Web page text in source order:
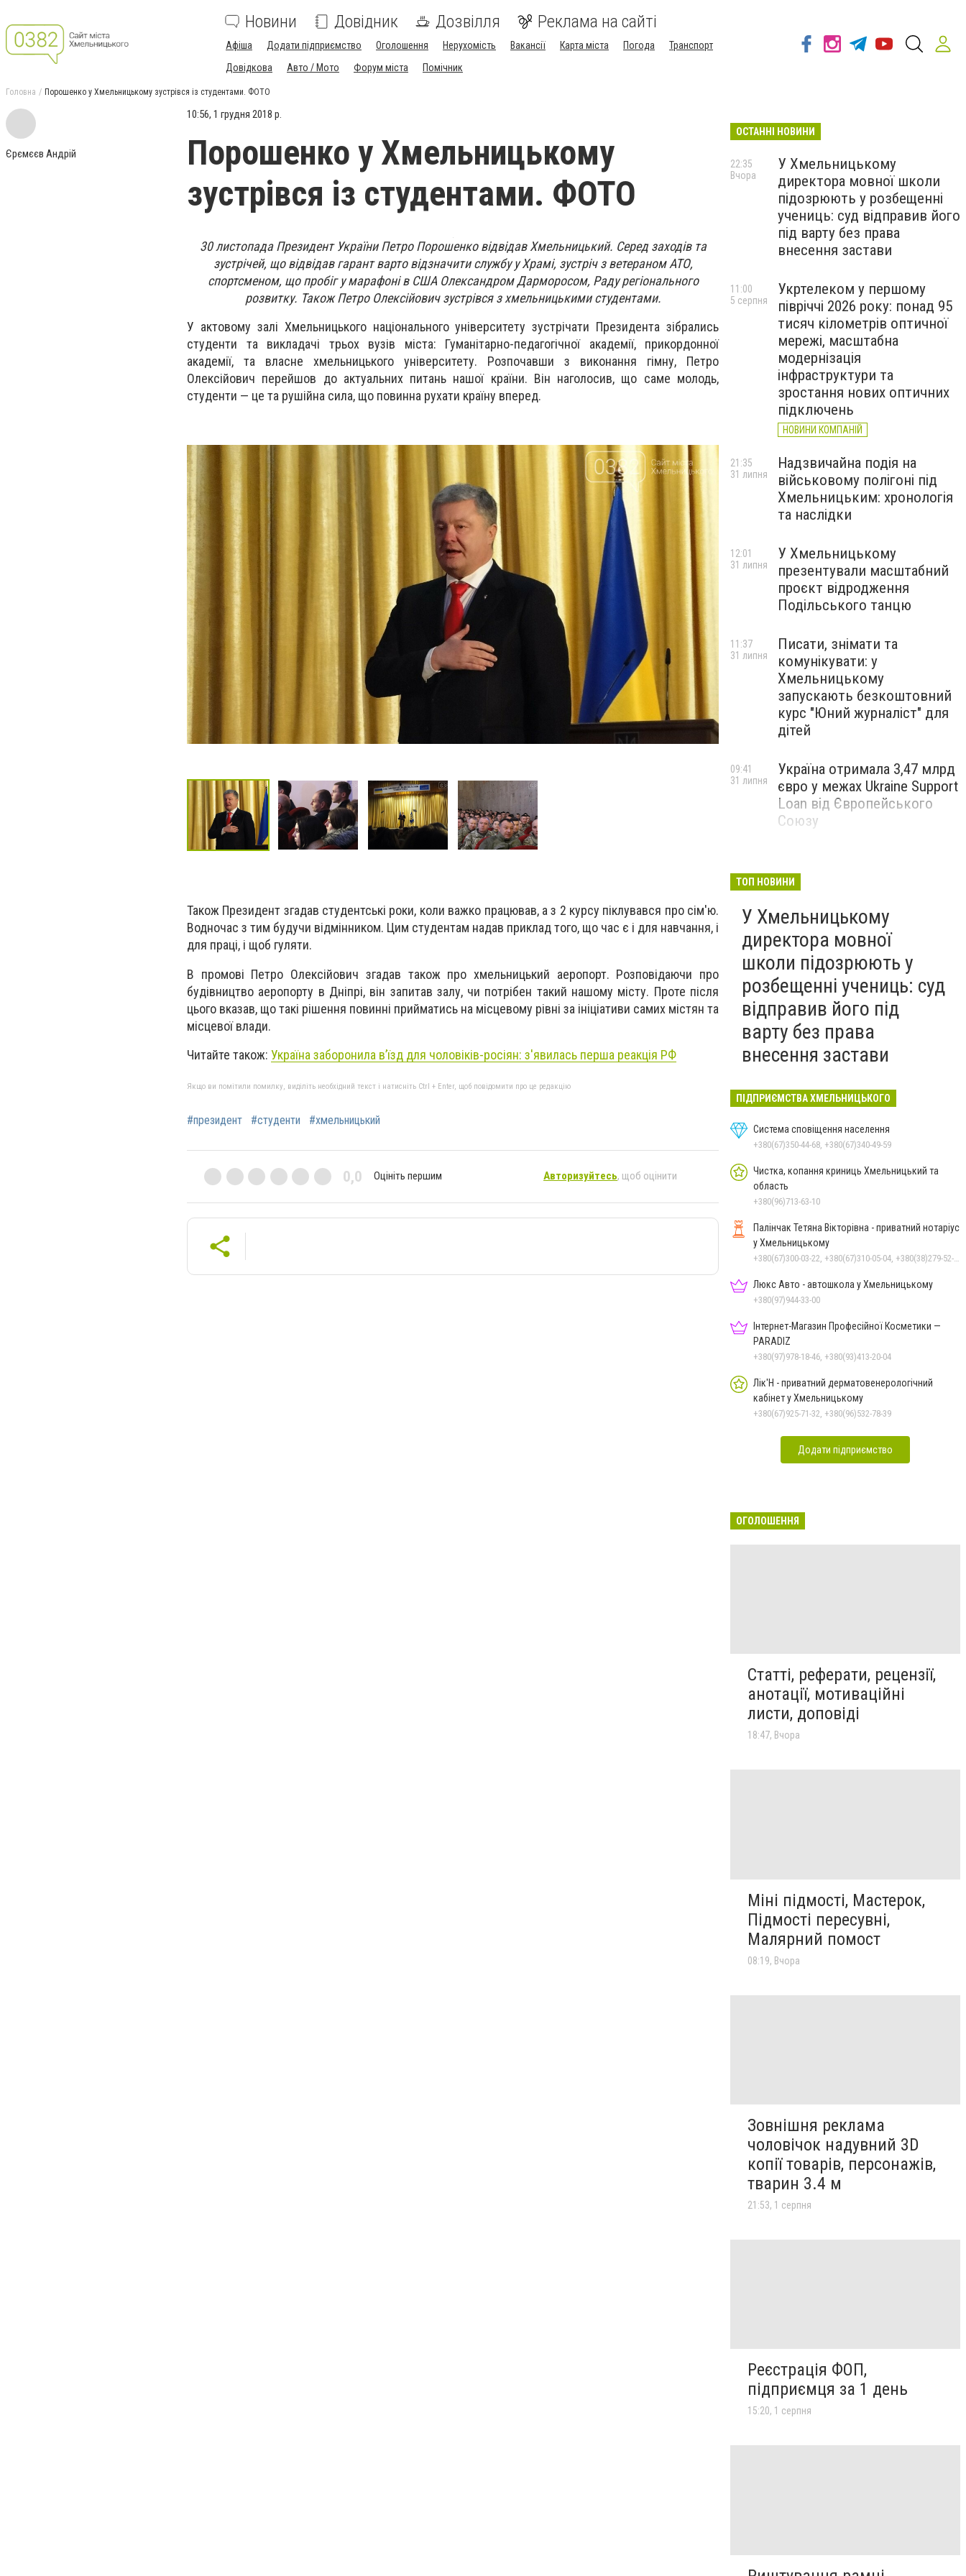
Новини Довідник Дозвілля Реклама на сайті
Афіша Додати підприємство Оголошення Нерухомість Вакансії Карта міста Погода
Транспорт
Довідкова
Авто / Мото Форум міста Помічник
Головна Порошенко у Хмельницькому зустрівся із студентами. ФОТО
Єрємєєв Андрій
10:56, 1 грудня 2018 р.
Порошенко у Хмельницькому
зустрівся із студентами. ФОТО
30 листопада Президент України Петро Порошенко відвідав Хмельницький. Серед заходів та
зустрічей, що відвідав гарант варто відзначити службу у Храмі, зустріч з ветераном АТО,
спортсменом, що пробіг у марафоні в США Олександром Дарморосом, Раду регіонального
розвитку. Також Петро Олексійович зустрівся з хмельницькими студентами.
У актовому залі Хмельницького національного університету зустрічати Президента зібрались
студенти та викладачі трьох вузів міста: Гуманітарно-педагогічної академії, прикордонної
академії, та власне хмельницького університету. Розпочавши з виконання гімну, Петро
Олексійович перейшов до актуальних питань нашої країни. Він наголосив, що саме молодь,
студенти — це та рушійна сила, що повинна рухати країну вперед.
Також Президент згадав студентські роки, коли важко працював, а з 2 курсу піклувався про сім'ю.
Водночас з тим будучи відмінником. Цим студентам надав приклад того, що час є і для навчання, і
для праці, і щоб гуляти.
В промові Петро Олексійович згадав також про хмельницький аеропорт. Розповідаючи про
будівництво аеропорту в Дніпрі, він запитав залу, чи потрібен такий нашому місту. Проте після
цього вказав, що такі рішення повинні прийматись на місцевому рівні за ініціативи самих містян та
місцевої влади.
Читайте також: Україна заборонила в’їзд для чоловіків-росіян: з'явилась перша реакція РФ
Якщо ви помітили помилку, виділіть необхідний текст і натисніть Ctrl + Enter, щоб повідомити про це редакцію
#президент #студенти #хмельницький
0,0 Оцініть першим Авторизуйтесь, щоб оцінити
ОСТАННІ НОВИНИ
У Хмельницькому
директора мовної школи
підозрюють у розбещенні
учениць: суд відправив його
під варту без права
внесення застави
22:35
Вчора
Укртелеком у першому
півріччі 2026 року: понад 95
тисяч кілометрів оптичної
мережі, масштабна
модернізація
інфраструктури та
зростання нових оптичних
підключень
НОВИНИ КОМПАНІЙ
11:00
5 серпня
Надзвичайна подія на
військовому полігоні під
Хмельницьким: хронологія
та наслідки
21:35
31 липня
У Хмельницькому
презентували масштабний
проєкт відродження
Подільського танцю
12:01
31 липня
Писати, знімати та
комунікувати: у
Хмельницькому
запускають безкоштовний
курс "Юний журналіст" для
дітей
11:37
31 липня
Україна отримала 3,47 млрд
євро у межах Ukraine Support
Loan від Європейського
Союзу
09:41
31 липня
Новий начальник оборони
України - ветеран, якому
довіряють війська
29 липня
Точніша діагностика та
безкоштовні обстеження: у
Хмельницькому
протипухлинному центрі
запрацював новий
томограф
11:12
28 липня
ТОП НОВИНИ
У Хмельницькому
директора мовної
школи підозрюють у
розбещенні учениць: суд
відправив його під
варту без права
внесення застави
ПІДПРИЄМСТВА ХМЕЛЬНИЦЬКОГО
Система сповіщення населення
+380(67)350-44-68, +380(67)340-49-59
Чистка, копання криниць Хмельницький та
область
+380(96)713-63-10
Палінчак Тетяна Вікторівна - приватний нотаріус
у Хмельницькому
+380(67)300-03-22, +380(67)310-05-04, +380(38)279-52-33
Люкс Авто - автошкола у Хмельницькому
+380(97)944-33-00
Інтернет-Магазин Професійної Косметики —
PARADIZ
+380(97)978-18-46, +380(93)413-20-04
Лік'Н - приватний дерматовенерологічний
кабінет у Хмельницькому
+380(67)925-71-32, +380(96)532-78-39
Додати підприємство
ОГОЛОШЕННЯ
Статті, реферати, рецензії,
анотації, мотиваційні
листи, доповіді
18:47, Вчора
Міні підмості, Мастерок,
Підмості пересувні,
Малярний помост
08:19, Вчора
Зовнішня реклама
чоловічок надувний 3D
копії товарів, персонажів,
тварин 3.4 м
21:53, 1 серпня
Реєстрація ФОП,
підприємця за 1 день
15:20, 1 серпня